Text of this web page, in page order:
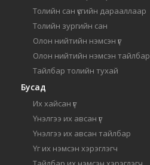
Толийн сан үсгийн дарааллаар
Толийн зургийн сан
Олон нийтийн нэмсэн үг
Олон нийтийн нэмсэн тайлбар
Тайлбар толийн тухай
Бусад
Их хайсан үг
Үнэлгээ их авсан үг
Үнэлгээ их авсан тайлбар
Үг их нэмсэн хэрэглэгч